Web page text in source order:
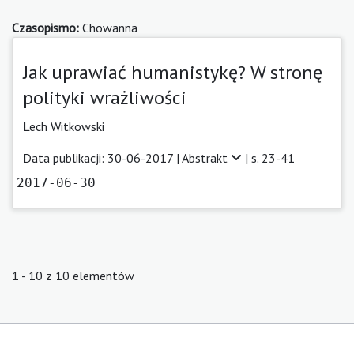
Czasopismo: Chowanna
Jak uprawiać humanistykę? W stronę
polityki wrażliwości
Lech Witkowski
Data publikacji: 30-06-2017 | Abstrakt | s. 23-41
2017-06-30
1 - 10 z 10 elementów